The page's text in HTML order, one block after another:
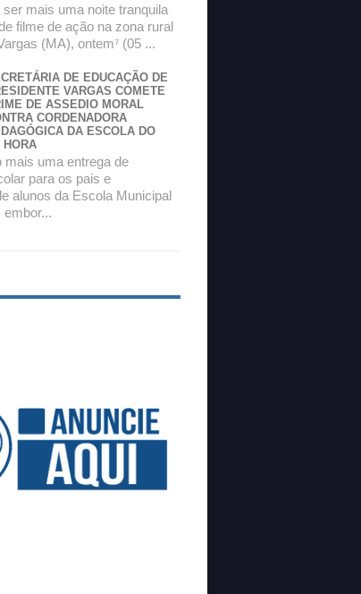
mais uma noite tranquila
filme de ação na zona rural
(MA), ontem⁷ (05 ...
DE EDUCAÇÃO DE
VARGAS COMETE
DE ASSEDIO MORAL
CORDENADORA
DA ESCOLA DO
HORA
mais uma entrega de
para os pais e
alunos da Escola Municipal
embor...